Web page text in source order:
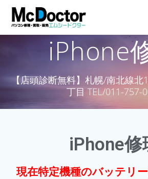
iPhone
【店頭診断無料】札幌/南北線北
丁目 TEL/011-757-
iPhone修
現在特定機種のバッテリ